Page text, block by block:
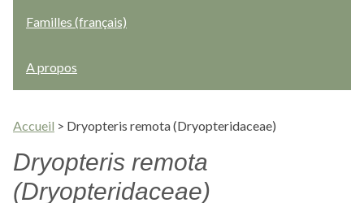
Familles (français)
A propos
Accueil > Dryopteris remota (Dryopteridaceae)
Dryopteris remota
(Dryopteridaceae)